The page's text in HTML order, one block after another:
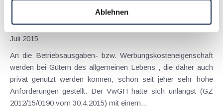
Ablehnen
Strenger Maßstab für die steuerliche Absetzbarkeit
von Tageszeitungen
Juli 2015
An die Betriebsausgaben- bzw. Werbungskosteneigenschaft
werden bei Gütern des allgemeinen Lebens , die daher auch
privat genutzt werden können, schon seit jeher sehr hohe
Anforderungen gestellt. Der VwGH hatte sich unlängst (GZ
2012/15/0190 vom 30.4.2015) mit einem...